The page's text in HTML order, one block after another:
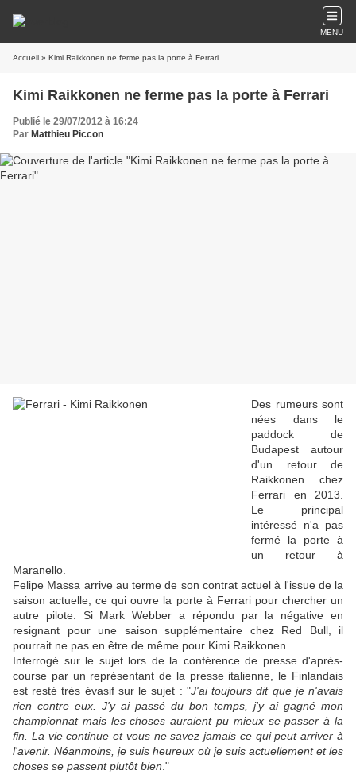
MENU
Accueil » Kimi Raikkonen ne ferme pas la porte à Ferrari
Kimi Raikkonen ne ferme pas la porte à Ferrari
Publié le 29/07/2012 à 16:24
Par Matthieu Piccon
Des rumeurs sont
nées dans le
paddock de
Budapest autour
d'un retour de
Raikkonen chez
Ferrari en 2013.
Le principal
intéressé n'a pas
fermé la porte à
un retour à
Maranello.
Felipe Massa arrive au terme de son contrat actuel à l'issue de la
saison actuelle, ce qui ouvre la porte à Ferrari pour chercher un
autre pilote. Si Mark Webber a répondu par la négative en
resignant pour une saison supplémentaire chez Red Bull, il
pourrait ne pas en être de même pour Kimi Raikkonen.
Interrogé sur le sujet lors de la conférence de presse d'après-
course par un représentant de la presse italienne, le Finlandais
est resté très évasif sur le sujet : "J'ai toujours dit que je n'avais
rien contre eux. J'y ai passé du bon temps, j'y ai gagné mon
championnat mais les choses auraient pu mieux se passer à la
fin. La vie continue et vous ne savez jamais ce qui peut arriver à
l'avenir. Néanmoins, je suis heureux où je suis actuellement et les
choses se passent plutôt bien ."